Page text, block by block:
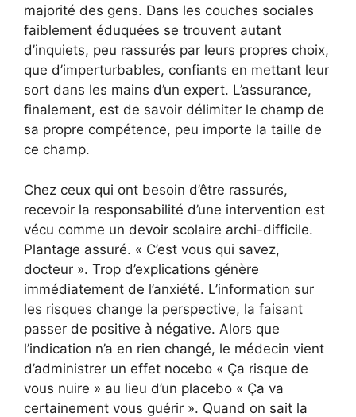
majorité des gens. Dans les couches sociales
faiblement éduquées se trouvent autant
d’inquiets, peu rassurés par leurs propres choix,
que d’imperturbables, confiants en mettant leur
sort dans les mains d’un expert. L’assurance,
finalement, est de savoir délimiter le champ de
sa propre compétence, peu importe la taille de
ce champ.
Chez ceux qui ont besoin d’être rassurés,
recevoir la responsabilité d’une intervention est
vécu comme un devoir scolaire archi-difficile.
Plantage assuré. « C’est vous qui savez,
docteur ». Trop d’explications génère
immédiatement de l’anxiété. L’information sur
les risques change la perspective, la faisant
passer de positive à négative. Alors que
l’indication n’a en rien changé, le médecin vient
d’administrer un effet nocebo « Ça risque de
vous nuire » au lieu d’un placebo « Ça va
certainement vous guérir ». Quand on sait la